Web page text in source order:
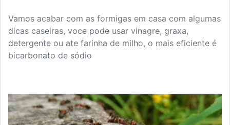
Vamos acabar com as formigas em casa com algumas
dicas caseiras, voce pode usar vinagre, graxa,
detergente ou ate farinha de milho, o mais eficiente é
bicarbonato de sódio